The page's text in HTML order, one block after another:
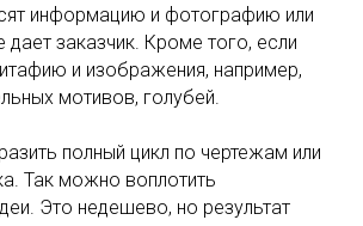
информацию и фотографию или
дает заказчик. Кроме того, если
и изображения, например,
мотивов, голубей.
полный цикл по чертежам или
Так можно воплотить
Это недешево, но результат